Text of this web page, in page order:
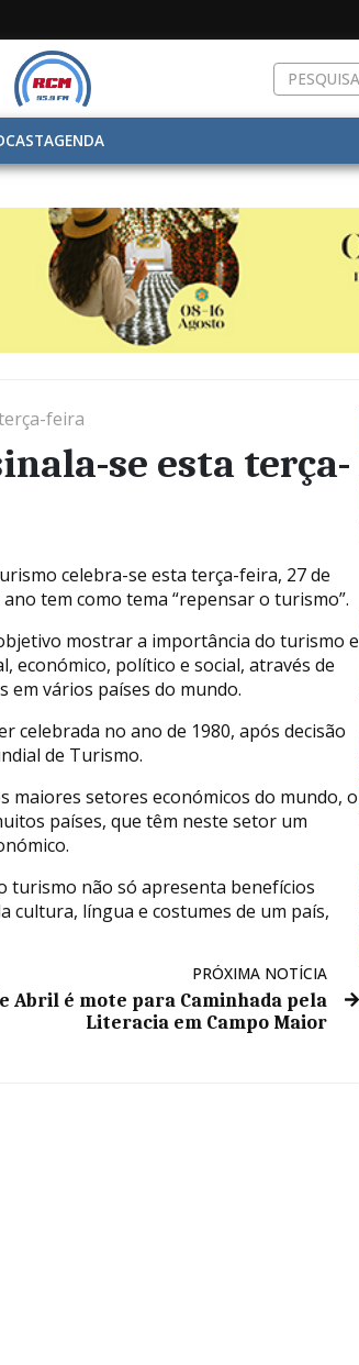
AGENDA
feira
se esta terça-
celebra-se esta terça-feira, 27 de
tem como tema “repensar o turismo”.
mostrar a importância do turismo e
económico, político e social, através de
em vários países do mundo.
celebrada no ano de 1980, após decisão
de Turismo.
maiores setores económicos do mundo, o
países, que têm neste setor um
turismo não só apresenta benefícios
cultura, língua e costumes de um país,
PRÓXIMA NOTÍCIA
Abril é mote para Caminhada pela
Literacia em Campo Maior